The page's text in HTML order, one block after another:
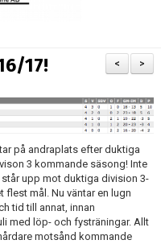
>
<
17!
på andraplats efter duktiga
3 kommande säsong! Inte
upp mot duktiga division 3-
mål. Nu väntar en lugn
tid till annat, innan
med löp- och fysträningar. Allt
motsånd kommande